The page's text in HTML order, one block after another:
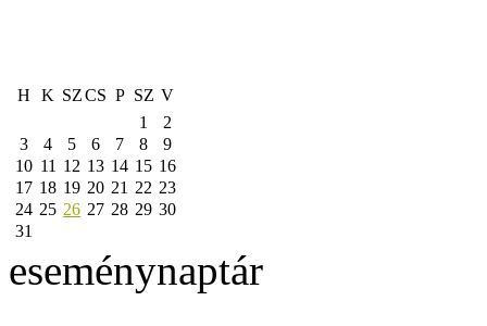
H K SZCS P SZ V
1
2
3
4 5 6 7 8
9
10 11 12 13 14 15 16
17 18 19 20 21 22 23
24 25 26 27 28 29 30
31
eseménynaptár